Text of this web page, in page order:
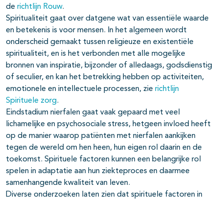
de richtlijn Rouw.
Spiritualiteit gaat over datgene wat van essentiële waarde
en betekenis is voor mensen. In het algemeen wordt
onderscheid gemaakt tussen religieuze en existentiële
spiritualiteit, en is het verbonden met alle mogelijke
bronnen van inspiratie, bijzonder of alledaags, godsdienstig
of seculier, en kan het betrekking hebben op activiteiten,
emotionele en intellectuele processen, zie richtlijn
Spirituele zorg.
Eindstadium nierfalen gaat vaak gepaard met veel
lichamelijke en psychosociale stress, hetgeen invloed heeft
op de manier waarop patiënten met nierfalen aankijken
tegen de wereld om hen heen, hun eigen rol daarin en de
toekomst. Spirituele factoren kunnen een belangrijke rol
spelen in adaptatie aan hun ziekteproces en daarmee
samenhangende kwaliteit van leven.
Diverse onderzoeken laten zien dat spirituele factoren in